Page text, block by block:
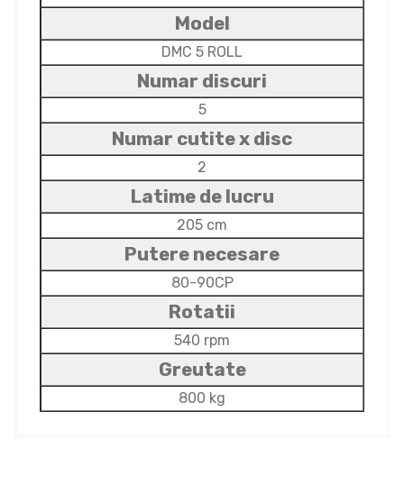
Model
DMC 5 ROLL
Numar discuri
5
Numar cutite x disc
2
Latime de lucru
205 cm
Putere necesare
80-90CP
Rotatii
540 rpm
Greutate
800 kg